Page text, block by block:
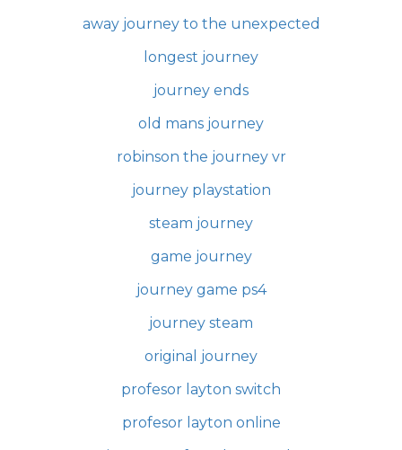
away journey to the unexpected
longest journey
journey ends
old mans journey
robinson the journey vr
journey playstation
steam journey
game journey
journey game ps4
journey steam
original journey
profesor layton switch
profesor layton online